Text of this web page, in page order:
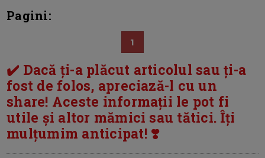
Pagini:
1
✔️ Dacă ți-a plăcut articolul sau ți-a
fost de folos, apreciază-l cu un
share! Aceste informații le pot fi
utile și altor mămici sau tătici. Îți
mulțumim anticipat! ❣️